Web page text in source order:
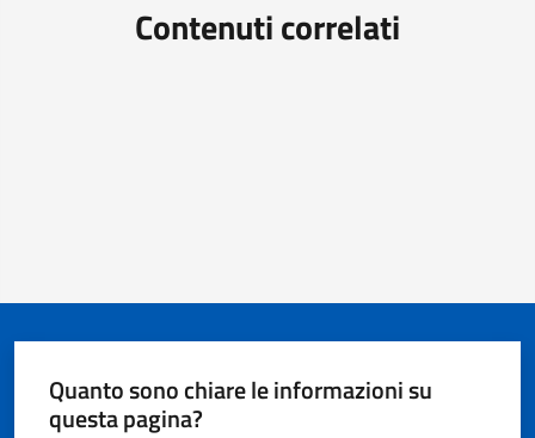
Contenuti correlati
Quanto sono chiare le informazioni su
questa pagina?